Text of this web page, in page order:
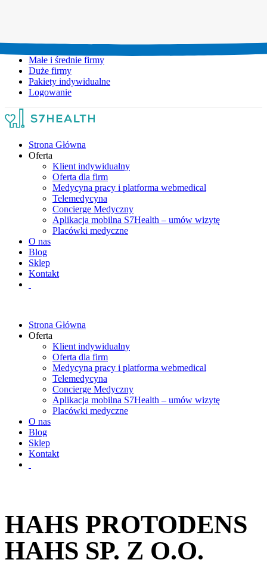
Małe i średnie firmy
Duże firmy
Pakiety indywidualne
Logowanie
Strona Główna
Oferta
Klient indywidualny
Oferta dla firm
Medycyna pracy i platforma webmedical
Telemedycyna
Concierge Medyczny
Aplikacja mobilna S7Health – umów wizytę
Placówki medyczne
O nas
Blog
Sklep
Kontakt
Strona Główna
Oferta
Klient indywidualny
Oferta dla firm
Medycyna pracy i platforma webmedical
Telemedycyna
Concierge Medyczny
Aplikacja mobilna S7Health – umów wizytę
Placówki medyczne
O nas
Blog
Sklep
Kontakt
HAHS PROTODENS
HAHS SP. Z O.O.